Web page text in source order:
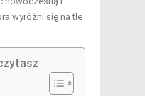
wyróżni się na tle